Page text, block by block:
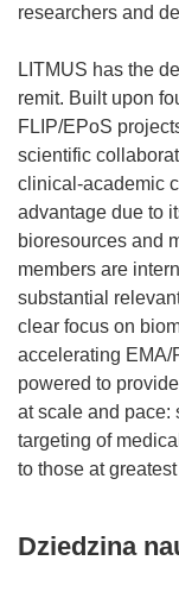
researchers and
LITMUS has the
remit. Built upon
FLIP/EPoS
scientific
clinical-academic
advantage due to
bioresources and
members are
substantial
clear focus on
accelerating EMA/
powered to
at scale and pace:
targeting of
Dziedzina